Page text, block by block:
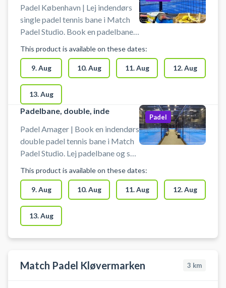
Padel København | Lej indendørs
single padel tennis bane i Match
Padel Studio. Book en padelbane
København. Du kan leje bat til 20
kr. pr. bat. Det er fortsat gratis for
børn under 12 år. Det er muligt at
købe bolde. Match Padel
padelcenter på Amager er
beliggende på Jenagade 22, 2300
København, som er nemt at
komme til fra hele byen. OBS:
Bane 6 & 7 har 6 meter til loft.
This product is available on these dates:
9. Aug 10. Aug 11. Aug 12. Aug
13. Aug
Padelbane, double, inde
Padel Amager | Book en indendørs
double padel tennis bane i Match
Padel Studio. Lej padelbane og spil
Padels padelbaner på Amager. Du
kan leje bat til 20 kr. pr. bat. Det er
fortsat gratis for børn under 12 år.
Det er muligt at købe bolde. Der
er 8 meter til loft. #Padel-Amager
#Padel-København #Paddel-
Padel
This product is available on these dates:
9. Aug 10. Aug 11. Aug 12. Aug
13. Aug
Match Padel Kløvermarken 3 km